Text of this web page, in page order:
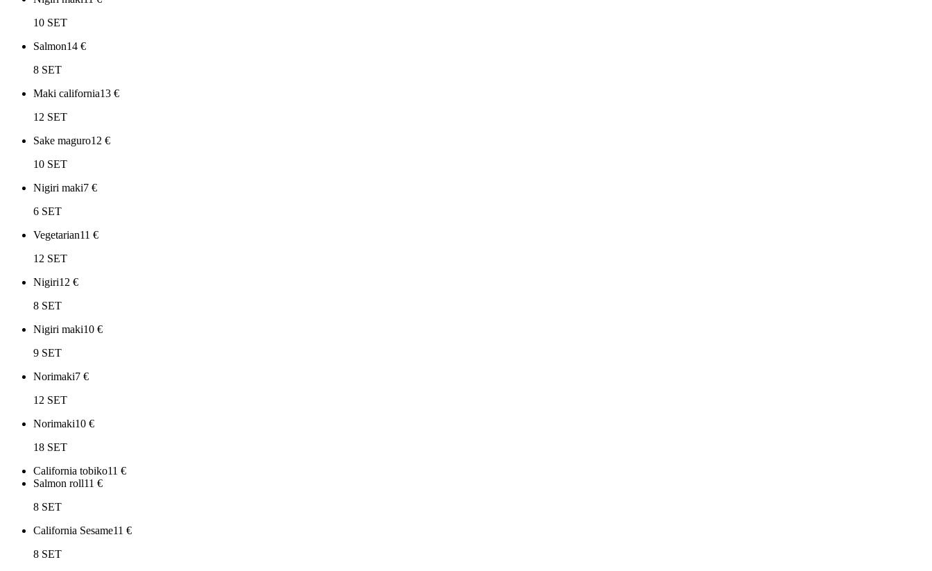
10 SET
Salmon14 €
8 SET
Maki california13 €
12 SET
Sake maguro12 €
10 SET
Nigiri maki7 €
6 SET
Vegetarian11 €
12 SET
Nigiri12 €
8 SET
Nigiri maki10 €
9 SET
Norimaki7 €
12 SET
Norimaki10 €
18 SET
California tobiko11 €
Salmon roll11 €
8 SET
California Sesame11 €
8 SET